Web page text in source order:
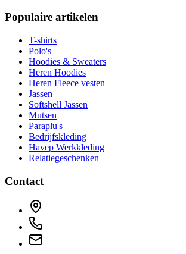
Populaire artikelen
T-shirts
Polo's
Hoodies & Sweaters
Heren Hoodies
Heren Fleece vesten
Jassen
Softshell Jassen
Mutsen
Paraplu's
Bedrijfskleding
Havep Werkkleding
Relatiegeschenken
Contact